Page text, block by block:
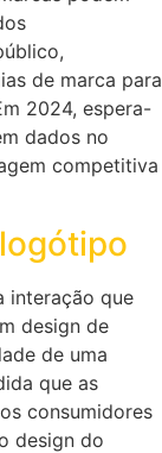
de marca para
2024, espera-
dados no
competitiva
interação que
design de
de uma
que as
consumidores
design do